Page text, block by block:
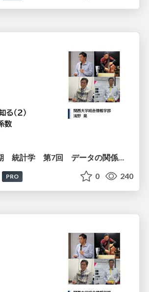
2026年度春学期 統計学 第7回 データの関係を知る（２）ー 回帰と決定係数 (2026. 5. 21)
PRO 0 240